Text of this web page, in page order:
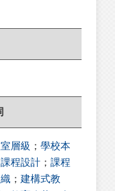
層級 ； 學校本
課程設計 ； 課程
； 建構式教